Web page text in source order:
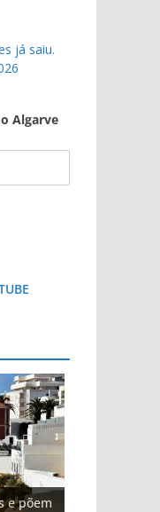
já saiu.
Algarve
e põem
cresceu
do